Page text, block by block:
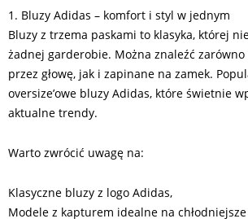
1. Bluzy Adidas – komfort i styl w jednym
Bluzy z trzema paskami to klasyka, której
żadnej garderobie. Można znaleźć zarówno
przez głowę, jak i zapinane na zamek.
oversize’owe bluzy Adidas, które świetnie
aktualne trendy.
Warto zwrócić uwagę na:
Klasyczne bluzy z logo Adidas,
Modele z kapturem idealne na